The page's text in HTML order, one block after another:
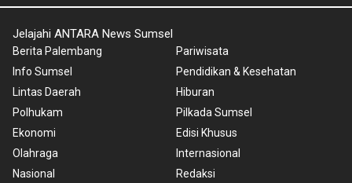
Jelajahi ANTARA News Sumsel
Berita Palembang
Info Sumsel
Lintas Daerah
Polhukam
Ekonomi
Olahraga
Nasional
Pariwisata
Pendidikan & Kesehatan
Hiburan
Pilkada Sumsel
Edisi Khusus
Internasional
Redaksi